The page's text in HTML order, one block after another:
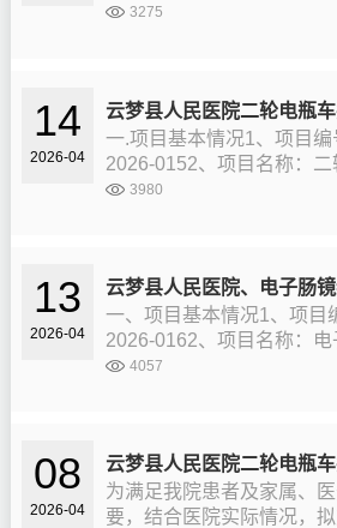
共享充电桩经营权面向社会
3275
14
2026-04
一.项目基本情况1、项目
2026-0152、项目名称：
桩经营权招租项目3、采购
3980
13
2026-04
云梦县人民医院、电子肠
一、项目基本情况1、项目
2026-0162、项目名称：
金额：4万元4、采购方式
4057
08
2026-04
为满足我院患者及家属、
要，结合医院实际情况，